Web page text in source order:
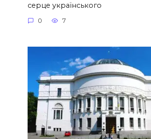
серце українського
0 7